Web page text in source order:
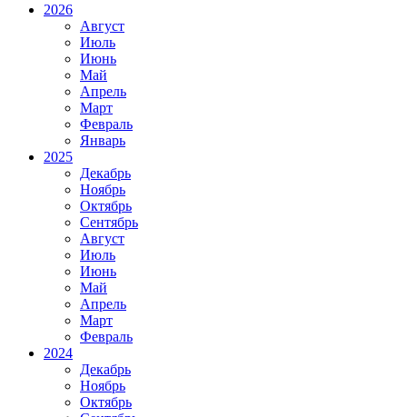
2026
Август
Июль
Июнь
Май
Апрель
Март
Февраль
Январь
2025
Декабрь
Ноябрь
Октябрь
Сентябрь
Август
Июль
Июнь
Май
Апрель
Март
Февраль
2024
Декабрь
Ноябрь
Октябрь